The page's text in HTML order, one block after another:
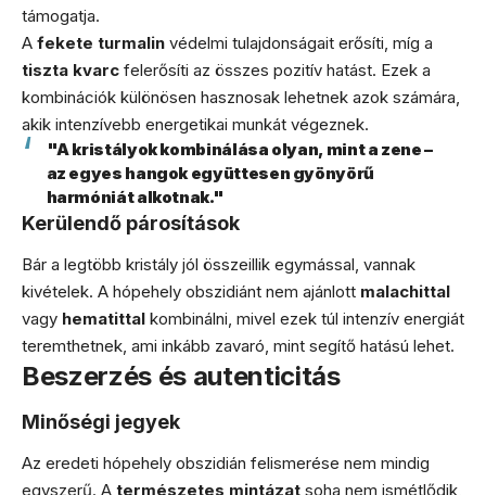
támogatja.
A fekete turmalin védelmi tulajdonságait erősíti, míg a
tiszta kvarc felerősíti az összes pozitív hatást. Ezek a
kombinációk különösen hasznosak lehetnek azok számára,
akik intenzívebb energetikai munkát végeznek.
"A kristályok kombinálása olyan, mint a zene –
az egyes hangok együttesen gyönyörű
harmóniát alkotnak."
Kerülendő párosítások
Bár a legtöbb kristály jól összeillik egymással, vannak
kivételek. A hópehely obszidiánt nem ajánlott malachittal
vagy hematittal kombinálni, mivel ezek túl intenzív energiát
teremthetnek, ami inkább zavaró, mint segítő hatású lehet.
Beszerzés és autenticitás
Minőségi jegyek
Az eredeti hópehely obszidián felismerése nem mindig
egyszerű. A természetes mintázat soha nem ismétlődik,